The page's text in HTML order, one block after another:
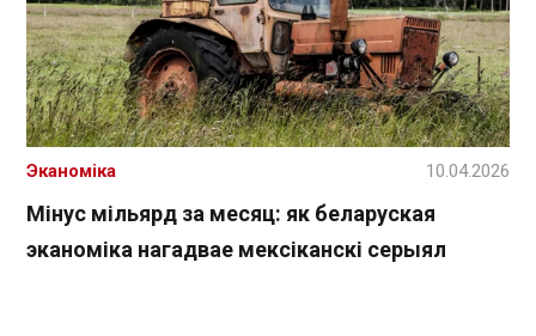
Мінус мільярд за месяц: як беларуская
эканоміка нагадвае мексіканскі серыял
Эканоміка 10.04.2026